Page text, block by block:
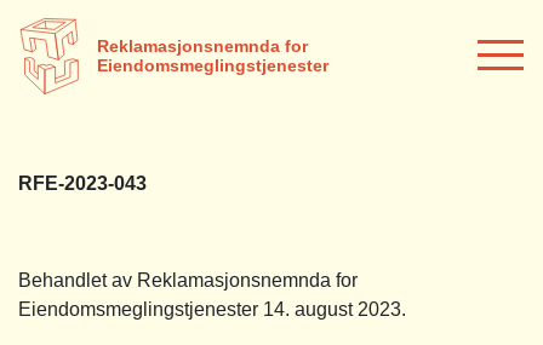
Reklamasjonsnemnda for
Eiendomsmeglingstjenester
RFE-2023-043
Behandlet av Reklamasjonsnemnda for
Eiendomsmeglingstjenester 14. august 2023.